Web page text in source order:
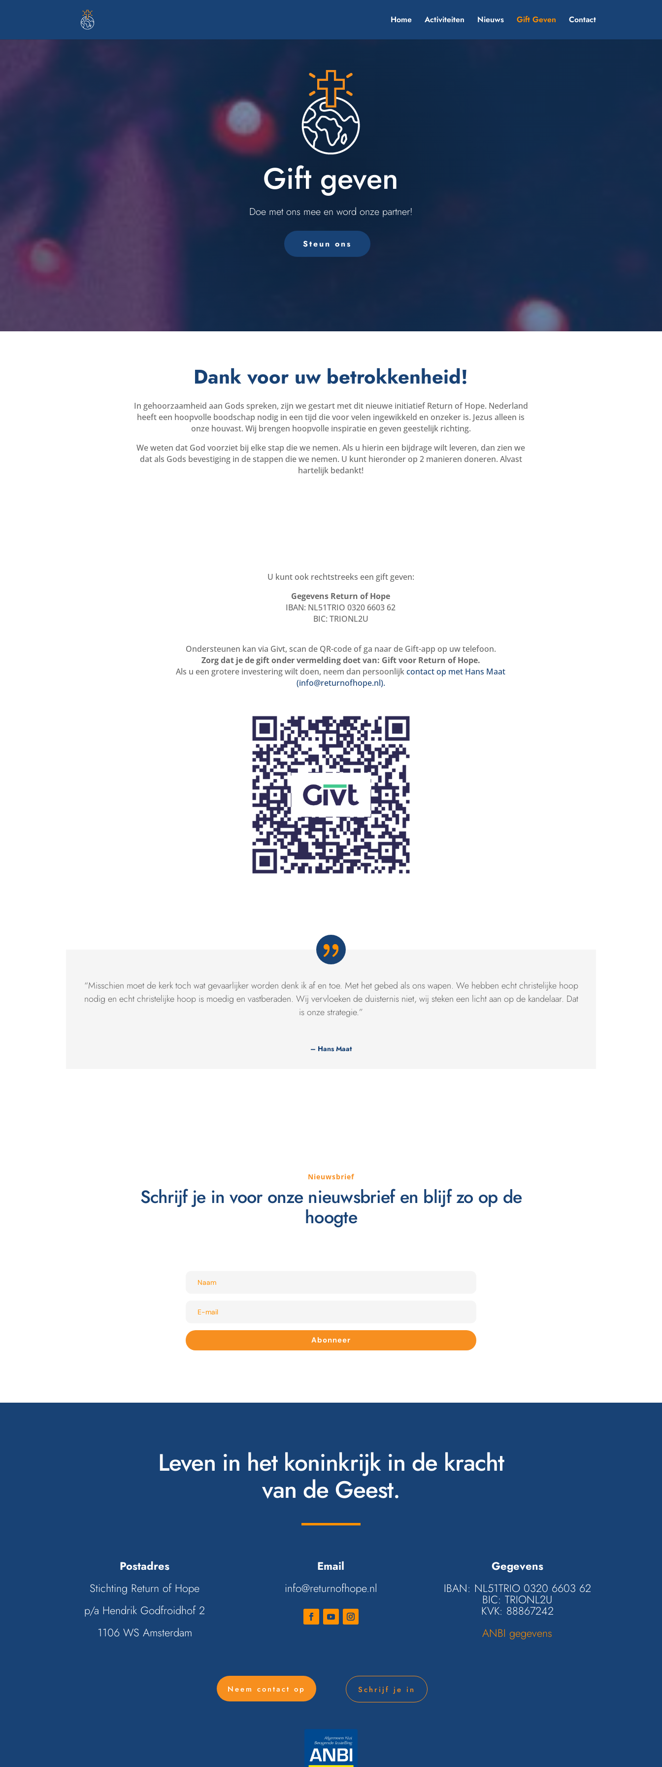
Home Activiteiten Nieuws Gift Geven Contact
Gift geven
Doe met ons mee en word onze partner!
Steun ons
Dank voor uw betrokkenheid!
In gehoorzaamheid aan Gods spreken, zijn we gestart met dit nieuwe initiatief Return of Hope. Nederland
heeft een hoopvolle boodschap nodig in een tijd die voor velen ingewikkeld en onzeker is. Jezus alleen is
onze houvast. Wij brengen hoopvolle inspiratie en geven geestelijk richting.
We weten dat God voorziet bij elke stap die we nemen. Als u hierin een bijdrage wilt leveren, dan zien we
dat als Gods bevestiging in de stappen die we nemen. U kunt hieronder op 2 manieren doneren. Alvast
hartelijk bedankt!
U kunt ook rechtstreeks een gift geven:
Gegevens Return of Hope
IBAN: NL51TRIO 0320 6603 62
BIC: TRIONL2U
Ondersteunen kan via Givt, scan de QR-code of ga naar de Gift-app op uw telefoon.
Zorg dat je de gift onder vermelding doet van: Gift voor Return of Hope.
Als u een grotere investering wilt doen, neem dan persoonlijkcontact op met Hans Maat
(info@returnofhope.nl).
“Misschien moet de kerk toch wat gevaarlijker worden denk ik af en toe. Met het gebed als ons wapen. We hebben echt christelijke hoop
nodig en echt christelijke hoop is moedig en vastberaden. Wij vervloeken de duisternis niet, wij steken een licht aan op de kandelaar. Dat
is onze strategie.”
– Hans Maat
Nieuwsbrief
Schrijf je in voor onze nieuwsbrief en blijf zo op de
hoogte
Abonneer
Leven in het koninkrijk in de kracht
van de Geest.
Postadres
Stichting Return of Hope
p/a Hendrik Godfroidhof 2
1106 WS Amsterdam
Email
info@returnofhope.nl
Gegevens
IBAN: NL51TRIO 0320 6603 62
BIC:TRIONL2U
KVK: 88867242
ANBI gegevens
Neem contact op Schrijf je in